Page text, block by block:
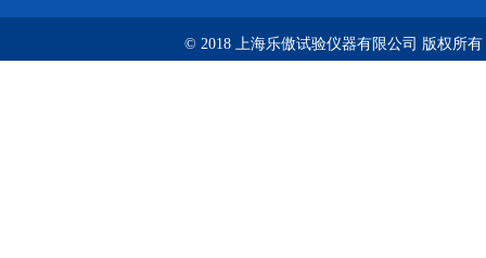
© 2018 上海乐傲试验仪器有限公司 版权所